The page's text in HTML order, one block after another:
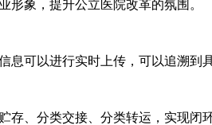
象，提升公立医院改革的氛围。
可以进行实时上传，可以追溯到具
、分类交接、分类转运，实现闭环